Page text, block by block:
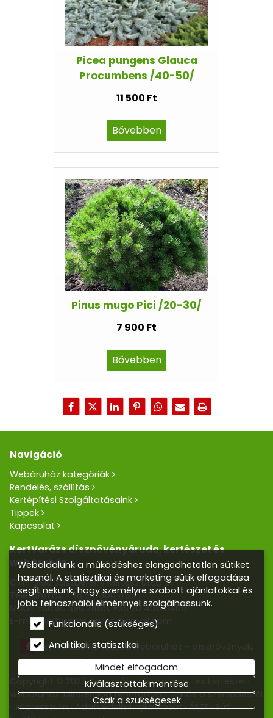
Picea pungens Glauca
Procumbens /40-50/
11 500 Ft
Bővebben
Pinus mugo Pici /20-30/
7 900 Ft
Bővebben
Navigáció
Webáruház kategóriák
Rendelés, szállítás
Kertépítési Szolgáltatásaink
Tippek
Kapcsolat
KertVarázs dísznövényáruda, kertészet és
webáruház
Cím: 5100 Jászberény Kertész utca 5.
Telefon/Fax: +36 57 400 455
Mobil:+36 30 390 2856,+36 20 405 0405
E-mail:kertvarazs.online@gmail.com
Kertvarázs Kertészeti webáruház - dísznövények,
kerti tó, öntözőrendszerek
Copyright © 2026 Kertvarázs dísznövény- és kertészeti
webáruház. Minden jog fenntartva. Elállás a szerződéstől
Impresszum Adatvédelmi nyilatkozat ÁSZF Süti
Weboldalunk a működéshez elengedhetetlen sütiket
használ. A statisztikai és marketing sütik elfogadása
segít nekünk, hogy személyre szabott ajánlatokkal és
jobb felhasználói élménnyel szolgálhassunk.
Funkcionális (szükséges)
Analitikai, statisztikai
Mindet elfogadom
Kiválasztottak mentése
Csak a szükségesek